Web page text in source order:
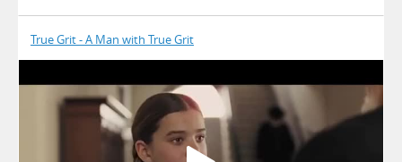
True Grit - A Man with True Grit